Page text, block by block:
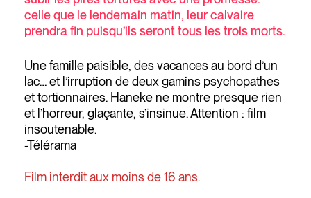
celle que le lendemain matin, leur calvaire
prendra fin puisqu’ils seront tous les trois morts.
Une famille paisible, des vacances au bord d’un
lac… et l’irruption de deux gamins psychopathes
et tortionnaires. Haneke ne montre presque rien
et l’horreur, glaçante, s’insinue. Attention : film
insoutenable.
-Télérama
Film interdit aux moins de 16 ans.